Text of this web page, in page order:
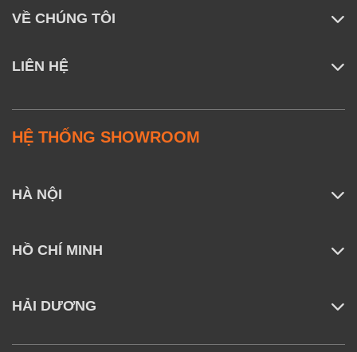
chất ô nhiễm trong nhà. Mỗi lớp lọc đảm nhận một
VỀ CHÚNG TÔI
LIÊN HỆ
HỆ THỐNG SHOWROOM
HÀ NỘI
HỒ CHÍ MINH
HẢI DƯƠNG